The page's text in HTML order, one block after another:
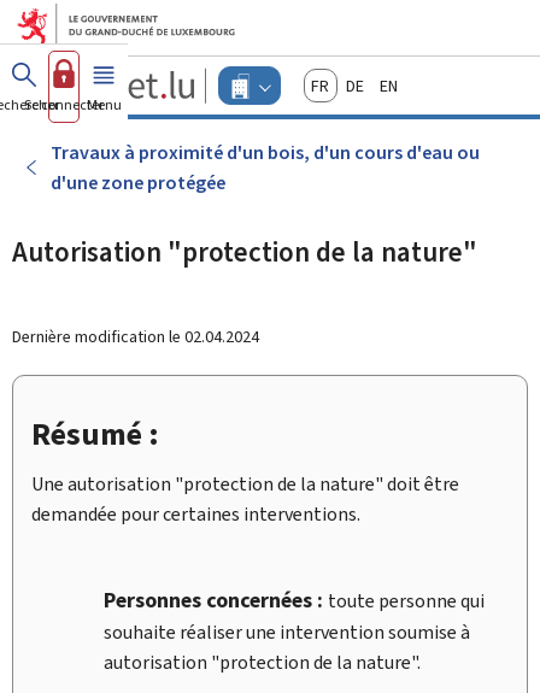
Aller au menu principal
Aller au contenu
Guichet.lu
Changer
d'espace
Menu
FrançaisDeutschEnglish
Se connecterMenu principal
Travaux à proximité d'un bois, d'un cours d'eau ou
d'une zone protégée
Autorisation "protection de la nature"
Dernière modification le 02.04.2024
Résumé :
Une autorisation "protection de la nature" doit être
demandée pour certaines interventions.
Personnes concernées : toute personne qui
souhaite réaliser une intervention soumise à
autorisation "protection de la nature".